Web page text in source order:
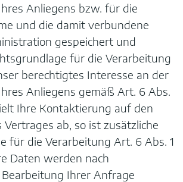
Anliegens bzw. für die
und die damit verbundene
gespeichert und
für die Verarbeitung
berechtigtes Interesse an der
Anliegens gemäß Art. 6 Abs.
Ihre Kontaktierung auf den
Vertrages ab, so ist zusätzliche
für die Verarbeitung Art. 6 Abs. 1
Daten werden nach
Ihrer Anfrage